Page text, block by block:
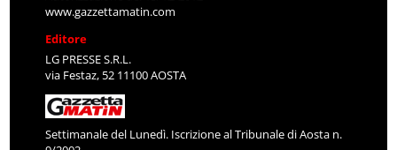
www.gazzettamatin.com
Editore
LG PRESSE S.R.L.
via Festaz, 52 11100 AOSTA
Settimanale del Lunedì. Iscrizione al Tribunale di Aosta n.